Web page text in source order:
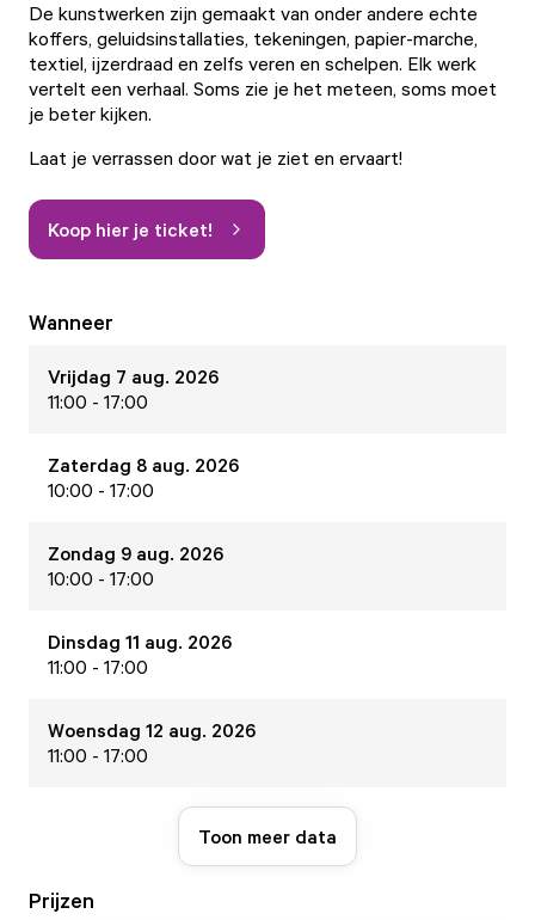
De kunstwerken zijn gemaakt van onder andere echte
koffers, geluidsinstallaties, tekeningen, papier-marche,
textiel, ijzerdraad en zelfs veren en schelpen. Elk werk
vertelt een verhaal. Soms zie je het meteen, soms moet
je beter kijken.
Laat je verrassen door wat je ziet en ervaart!
Koop hier je ticket!
Wanneer
Vrijdag 7 aug. 2026
11:00 - 17:00
Zaterdag 8 aug. 2026
10:00 - 17:00
Zondag 9 aug. 2026
10:00 - 17:00
Dinsdag 11 aug. 2026
11:00 - 17:00
Woensdag 12 aug. 2026
11:00 - 17:00
Toon meer data
Prijzen